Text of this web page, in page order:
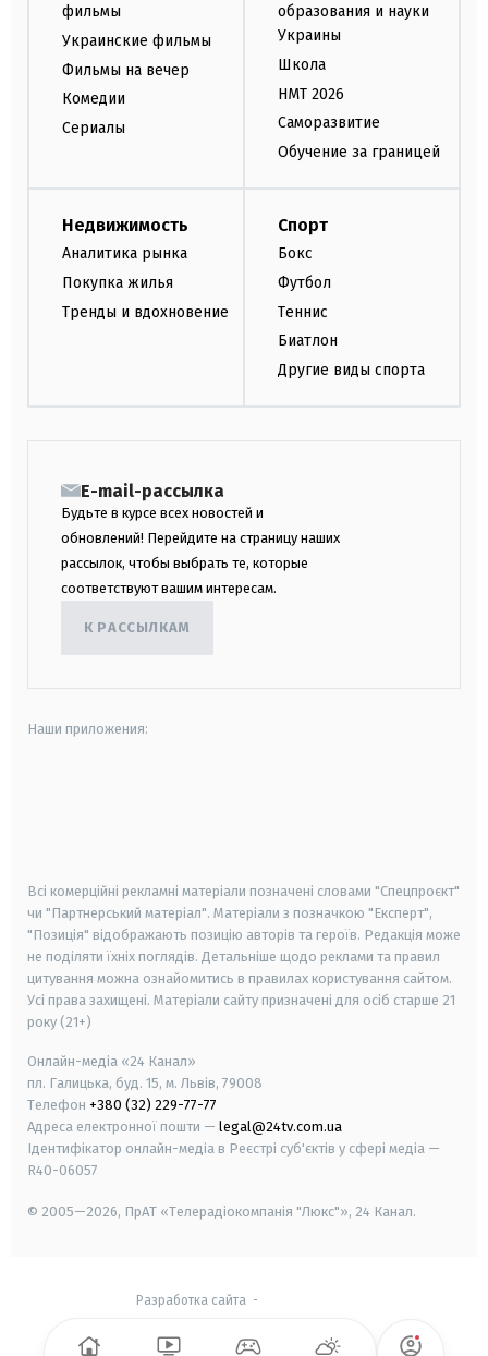
фильмы
Украинские фильмы
Фильмы на вечер
Комедии
Сериалы
образования и науки
Украины
Школа
НМТ 2026
Саморазвитие
Обучение за границей
Недвижимость
Аналитика рынка
Покупка жилья
Тренды и вдохновение
Спорт
Бокс
Футбол
Теннис
Биатлон
Другие виды спорта
E-mail-рассылка
Будьте в курсе всех новостей и
обновлений! Перейдите на страницу наших
рассылок, чтобы выбрать те, которые
соответствуют вашим интересам.
К РАССЫЛКАМ
Наши приложения:
Всі комерційні рекламні матеріали позначені словами "Спецпроєкт"
чи "Партнерський матеріал". Матеріали з позначкою "Експерт",
"Позиція" відображають позицію авторів та героїв. Редакція може
не поділяти їхніх поглядів. Детальніше щодо реклами та правил
цитування можна ознайомитись в правилах користування сайтом.
Усі права захищені. Матеріали сайту призначені для осіб старше 21
року (21+)
Онлайн-медіа «24 Канал»
пл. Галицька, буд. 15, м. Львів, 79008
Телефон +380 (32) 229-77-77
Адреса електронної пошти — legal@24tv.com.ua
Ідентифікатор онлайн-медіа в Реєстрі суб'єктів у сфері медіа —
R40-06057
© 2005—2026, ПрАТ «Телерадіокомпанія "Люкс"», 24 Канал.
Разработка сайта -